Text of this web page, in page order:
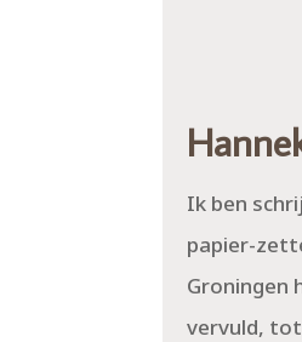
Ik ben
papier-
Groningen
vervuld,